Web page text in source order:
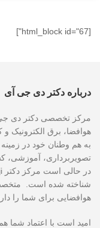
[html_block id="67"]
درباره دکتر دی جی آی
مرکز تخصصی دکتر دی
هوافضا، برق الکترونیک
به هم وطنان خود در زمینه
تصویربرداری، آموزشی،
هوافضایی برای شما را
امید است با اعتماد شما